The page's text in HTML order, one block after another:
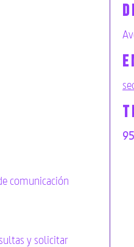
comunicación
y solicitar